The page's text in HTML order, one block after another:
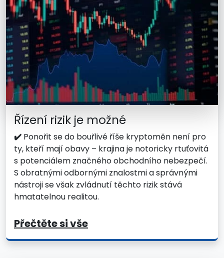
Řízení rizik je možné
✔️ Ponořit se do bouřlivé říše kryptoměn není pro
ty, kteří mají obavy – krajina je notoricky rtuťovitá
s potenciálem značného obchodního nebezpečí.
S obratnými odbornými znalostmi a správnými
nástroji se však zvládnutí těchto rizik stává
hmatatelnou realitou.
Přečtěte si vše